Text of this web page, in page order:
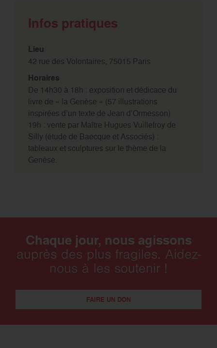
Infos pratiques
Lieu
42 rue des Volontaires, 75015 Paris
Horaires
De 14h30 à 18h : exposition et dédicace du
livre de « la Genèse » (57 illustrations
inspirées d’un texte de Jean d’Ormesson)
19h : vente par Maître Hugues Vuillefroy de
Silly (étude de Baecque et Associés) :
tableaux et sculptures sur le thème de la
Genèse.
Chaque jour, nous agissons
auprès des plus fragiles. Aidez-
nous à les soutenir !
FAIRE UN DON